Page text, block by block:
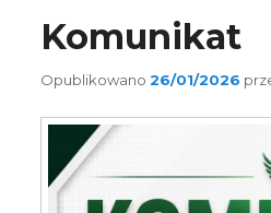
Komunikat
Opublikowano 26/01/2026